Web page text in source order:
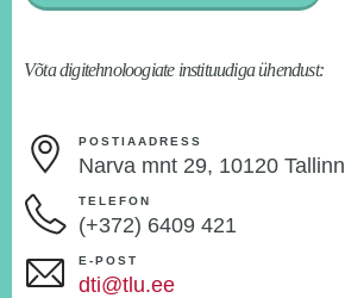
Võta digitehnoloogiate instituudiga ühendust:
POSTIAADRESS
Narva mnt 29, 10120 Tallinn
TELEFON
(+372) 6409 421
E-POST
dti@tlu.ee